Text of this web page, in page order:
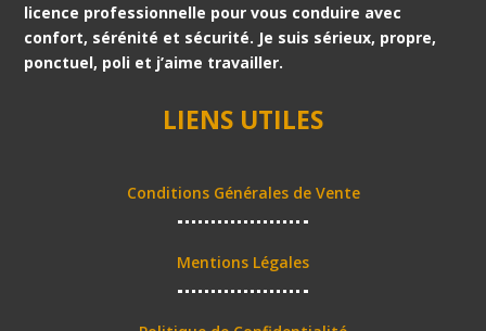
licence professionnelle pour vous conduire avec
confort, sérénité et sécurité. Je suis sérieux, propre,
ponctuel, poli et j’aime travailler.
LIENS UTILES
Conditions Générales de Vente
Mentions Légales